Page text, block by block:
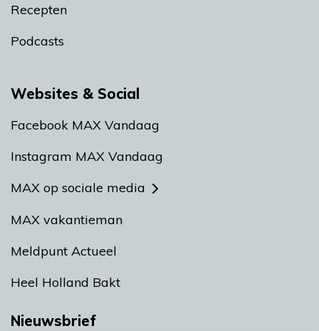
Recepten
Podcasts
Websites & Social
Facebook MAX Vandaag
Instagram MAX Vandaag
MAX op sociale media
MAX vakantieman
Meldpunt Actueel
Heel Holland Bakt
Nieuwsbrief